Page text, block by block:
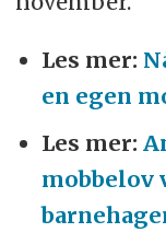
Les mer:
en egen
Les mer: